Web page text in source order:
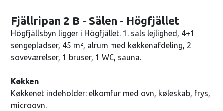
Fjällripan 2 B - Sälen - Högfjället
Högfjällsbyn ligger i Högfjället. 1. sals lejlighed, 4+1
sengepladser, 45 m², alrum med køkkenafdeling, 2
soveværelser, 1 bruser, 1 WC, sauna.
Køkken
Køkkenet indeholder: elkomfur med ovn, køleskab, frys,
microovn.